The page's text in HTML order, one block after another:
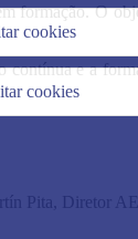
cookies
cookies
formação. O
contínua e a
Pita, Diretor